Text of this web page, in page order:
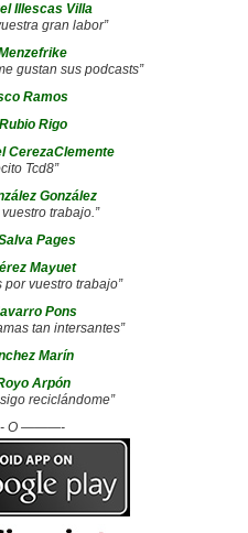
Illescas Villa
gran labor”
gustan sus podcasts”
Ramos
Rigo
CerezaClemente
Tcd8”
González
trabajo.”
Pages
Mayuet
por vuestro trabajo”
Pons
tan intersantes”
Marín
Arpón
reciclándome”
O ———-